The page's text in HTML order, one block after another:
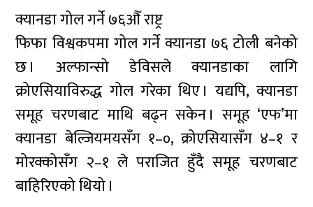
क्यानडा गोल गर्ने ७६औँ राष्ट्र
फिफा विश्वकपमा गोल गर्ने क्यानडा ७६ टोली बनेको
छ । अल्फान्सो डेविसले क्यानडाका लागि
क्रोएसियाविरुद्ध गोल गरेका थिए । यद्यपि, क्यानडा
समूह चरणबाट माथि बढ्न सकेन । समूह ‘एफ’मा
क्यानडा बेल्जियमयसँग १–०, क्रोएसियासँग ४–१ र
मोरक्कोसँग २–१ ले पराजित हुँदै समूह चरणबाट
बाहिरिएको थियो ।